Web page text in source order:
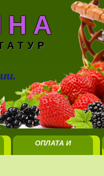
ОПЛАТА И